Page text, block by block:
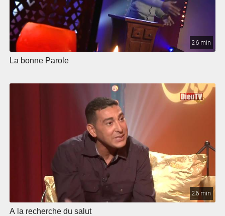
26 min
La bonne Parole
26 min
A la recherche du salut